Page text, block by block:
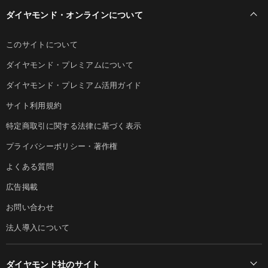
ダイヤモンド・オンラインについて
このサイトについて
ダイヤモンド・プレミアムについて
ダイヤモンド・プレミアム活用ガイド
サイト利用規約
特定商取引に関する法律に基づく表示
プライバシーポリシー・著作権
よくある質問
広告掲載
お問い合わせ
法人導入について
ダイヤモンド社のサイト